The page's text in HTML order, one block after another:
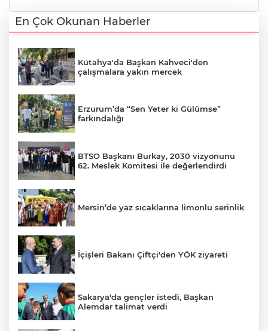
En Çok Okunan Haberler
Kütahya'da Başkan Kahveci'den
çalışmalara yakın mercek
Erzurum’da “Sen Yeter ki Gülümse”
farkındalığı
BTSO Başkanı Burkay, 2030 vizyonunu
62. Meslek Komitesi ile değerlendirdi
Mersin’de yaz sıcaklarına limonlu serinlik
İçişleri Bakanı Çiftçi'den YÖK ziyareti
Sakarya'da gençler istedi, Başkan
Alemdar talimat verdi